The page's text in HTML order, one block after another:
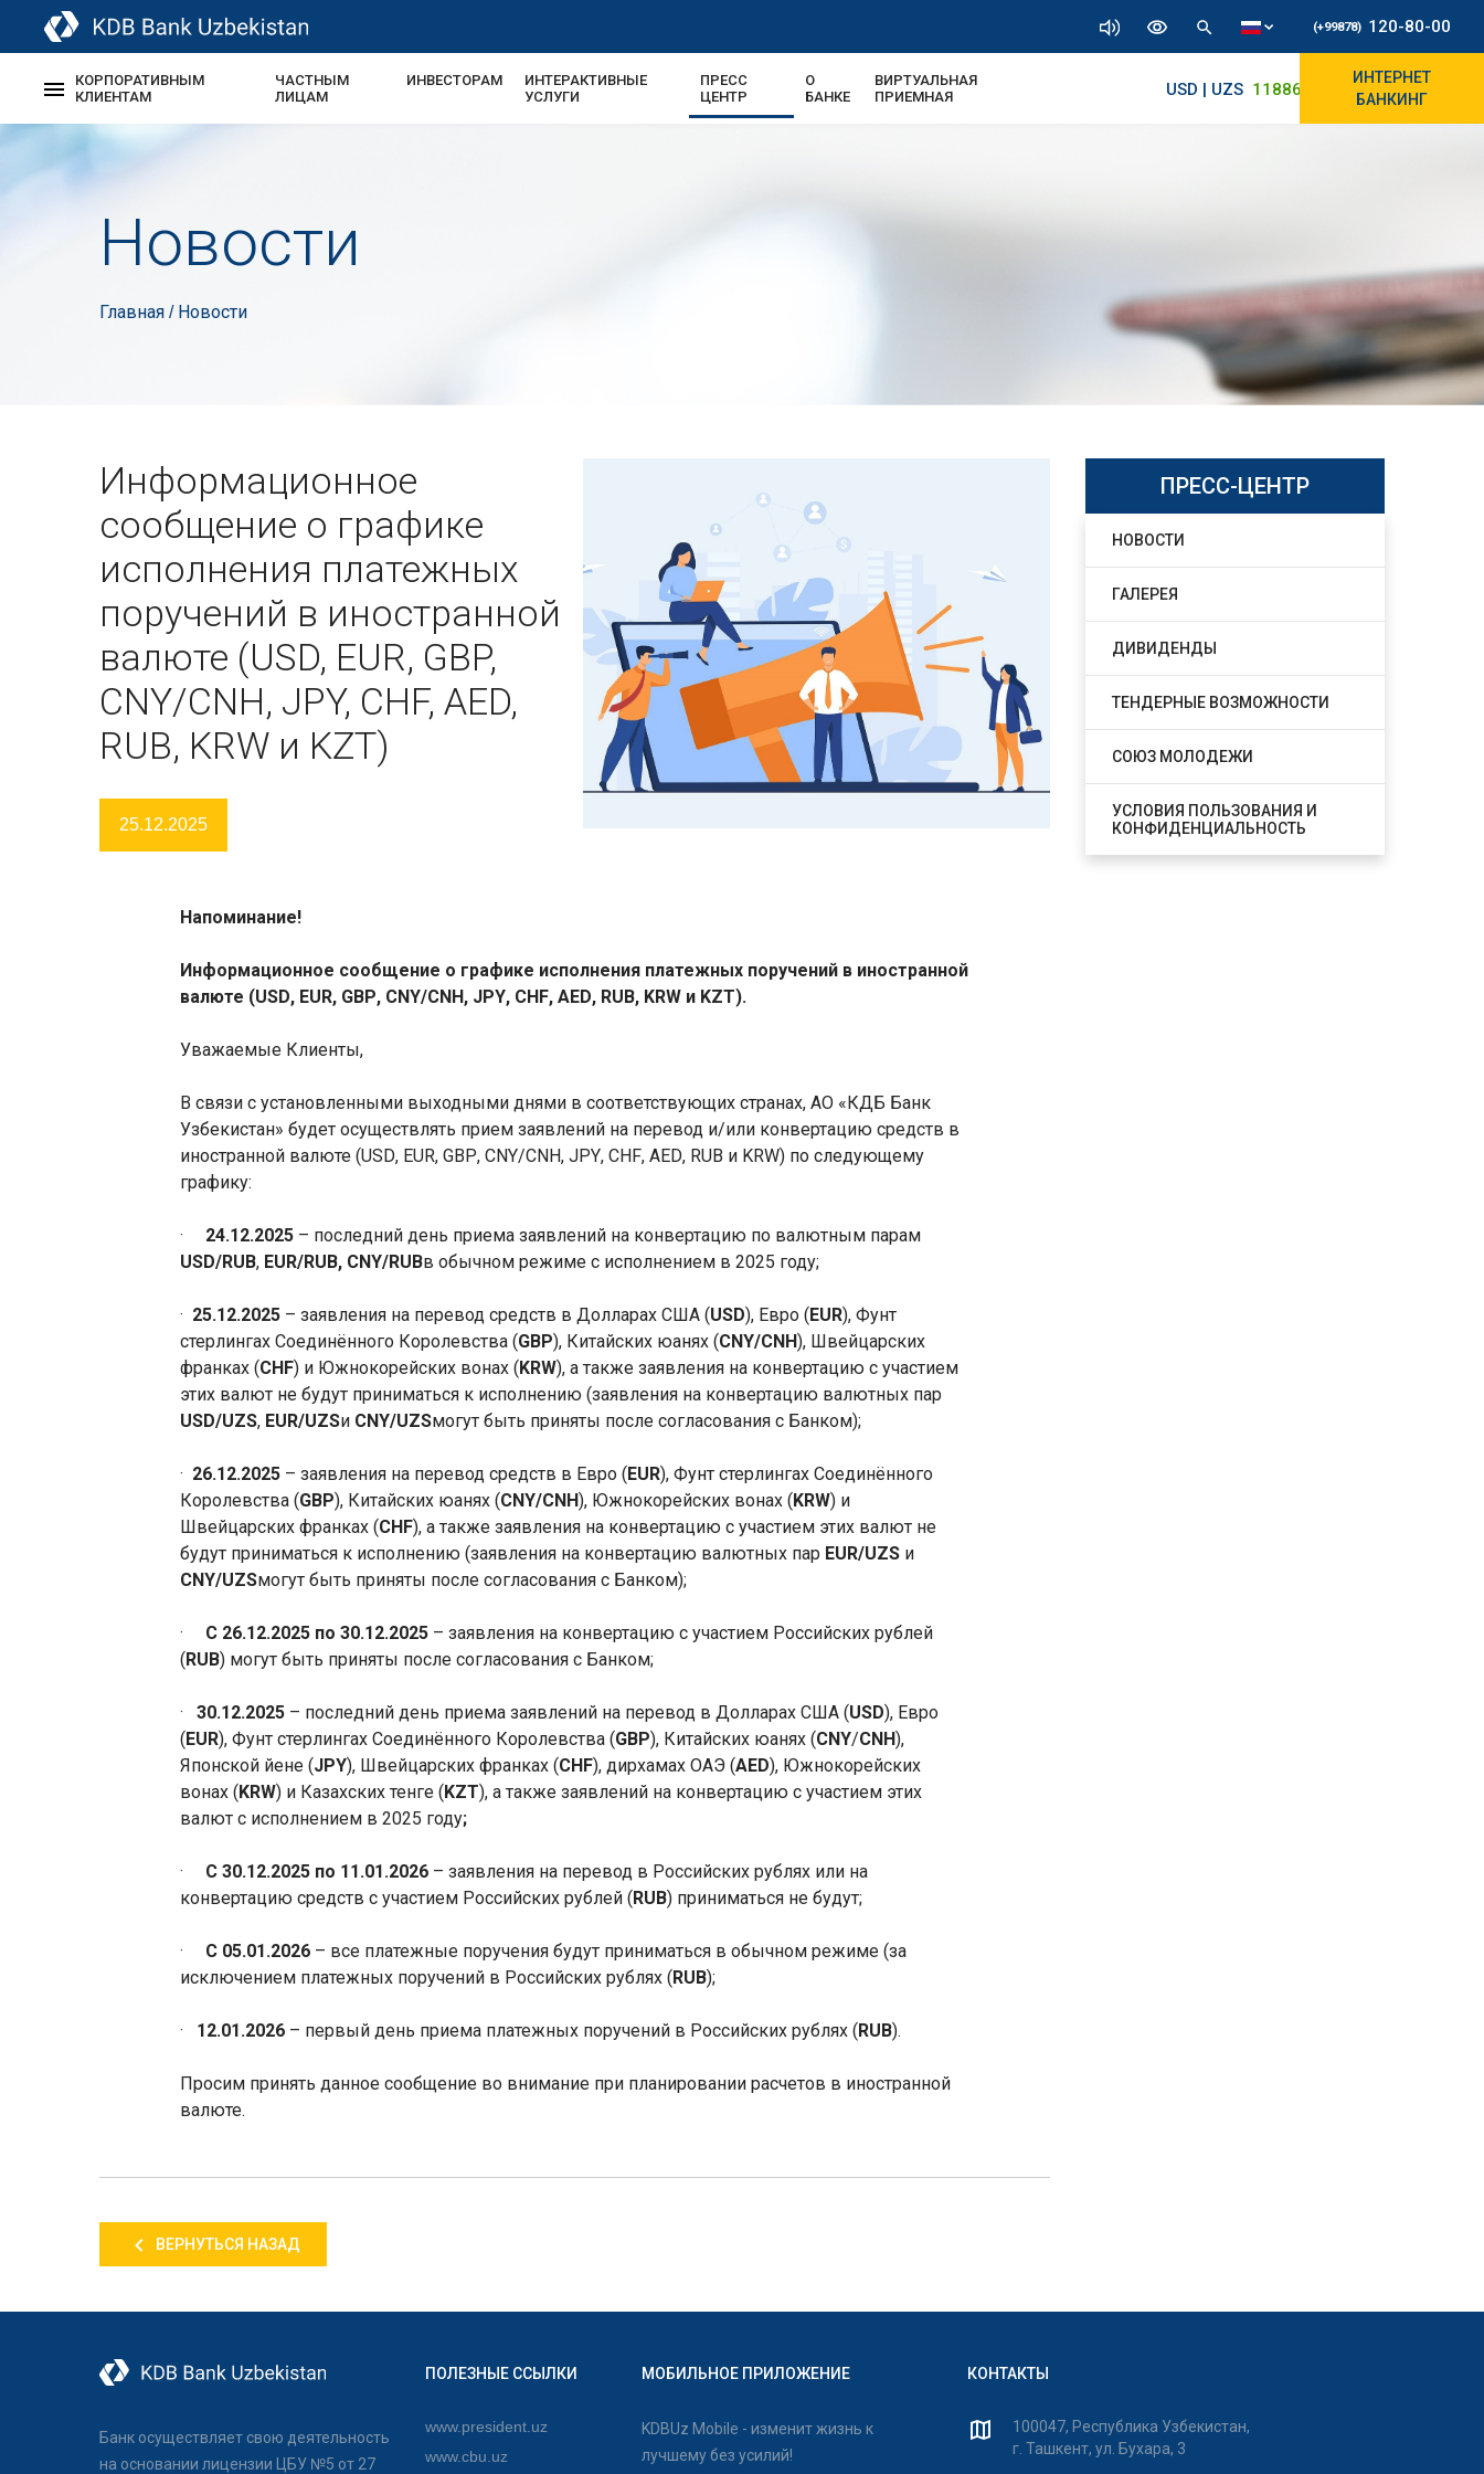
(+99878) 120-80-00
КОРПОРАТИВНЫМ
КЛИЕНТАМ
ЧАСТНЫМ
ЛИЦАМ
ИНВЕСТОРАМ
ИНТЕРАКТИВНЫЕ
УСЛУГИ
ПРЕСС
ЦЕНТР
О
БАНКЕ
ВИРТУАЛЬНАЯ
ПРИЕМНАЯ
USD | UZS 11886.72 11830/11965
ИНТЕРНЕТ
БАНКИНГ
Новости
Главная / Новости
Информационное
сообщение о графике
исполнения платежных
поручений в иностранной
валюте (USD, EUR, GBP,
CNY/CNH, JPY, CHF, AED,
RUB, KRW и KZT)
25.12.2025
Напоминание!
Информационное сообщение о графике исполнения платежных поручений в иностранной
валюте (USD, EUR, GBP, CNY/CNH, JPY, CHF, AED, RUB, KRW и KZT).
Уважаемые Клиенты,
В связи с установленными выходными днями в соответствующих странах, АО «КДБ Банк
Узбекистан» будет осуществлять прием заявлений на перевод и/или конвертацию средств в
иностранной валюте (USD, EUR, GBP, CNY/CNH, JPY, CHF, AED, RUB и KRW) по следующему
графику:
· 24.12.2025 – последний день приема заявлений на конвертацию по валютным парам
USD/RUB, EUR/RUB, CNY/RUBв обычном режиме с исполнением в 2025 году;
· 25.12.2025 – заявления на перевод средств в Долларах США (USD), Евро (EUR), Фунт
стерлингах Соединённого Королевства (GBP), Китайских юанях (CNY/CNH), Швейцарских
франках (CHF) и Южнокорейских вонах (KRW), а также заявления на конвертацию с участием
этих валют не будут приниматься к исполнению (заявления на конвертацию валютных пар
USD/UZS, EUR/UZSи CNY/UZSмогут быть приняты после согласования с Банком);
· 26.12.2025 – заявления на перевод средств в Евро (EUR), Фунт стерлингах Соединённого
Королевства (GBP), Китайских юанях (CNY/CNH), Южнокорейских вонах (KRW) и
Швейцарских франках (CHF), а также заявления на конвертацию с участием этих валют не
будут приниматься к исполнению (заявления на конвертацию валютных пар EUR/UZSи
CNY/UZSмогут быть приняты после согласования с Банком);
· C 26.12.2025 по 30.12.2025 – заявления на конвертацию с участием Российских рублей
(RUB) могут быть приняты после согласования с Банком;
· 30.12.2025 – последний день приема заявлений на перевод в Долларах США (USD), Евро
(EUR), Фунт стерлингахСоединённого Королевства (GBP), Китайских юанях (CNY/CNH),
Японской йене (JPY), Швейцарских франках (CHF), дирхамах ОАЭ (AED), Южнокорейских
вонах (KRW) и Казахских тенге (KZT), а также заявлений на конвертацию с участием этих
валют с исполнением в 2025 году;
· C30.12.2025 по 11.01.2026 – заявления на перевод в Российских рублях или на
конвертацию средств с участием Российских рублей (RUB) приниматься не будут;
· C05.01.2026 – все платежные поручения будут приниматься в обычном режиме (за
исключением платежных поручений в Российских рублях (RUB);
· 12.01.2026 – первый день приема платежных поручений в Российских рублях (RUB).
Просим принять данное сообщение во внимание при планировании расчетов в иностранной
валюте.
ВЕРНУТЬСЯ НАЗАД
ПРЕСС-ЦЕНТР
НОВОСТИ
ГАЛЕРЕЯ
ДИВИДЕНДЫ
ТЕНДЕРНЫЕ ВОЗМОЖНОСТИ
СОЮЗ МОЛОДЕЖИ
УСЛОВИЯ ПОЛЬЗОВАНИЯ И
КОНФИДЕНЦИАЛЬНОСТЬ
Банк осуществляет свою деятельность
на основании лицензии ЦБУ №5 от 27
ПОЛЕЗНЫЕ ССЫЛКИ
www.president.uz
www.cbu.uz
МОБИЛЬНОЕ ПРИЛОЖЕНИЕ
KDBUz Mobile - изменит жизнь к
лучшему без усилий!
КОНТАКТЫ
100047, Республика Узбекистан,
г. Ташкент, ул. Бухара, 3